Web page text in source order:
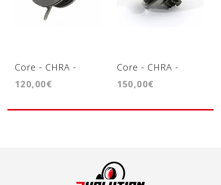
Core - CHRA -
Cartridge - KP39
120,00€
Core - CHRA -
Cartridge -
150,00€